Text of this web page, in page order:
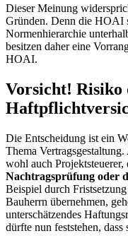
Dieser Meinung
Gründen. Denn die HOAI
Normenhierarchie
besitzen daher eine
HOAI.
Vorsicht! Risiko
Die Entscheidung ist ein
Thema
wohl auch Projektsteuerer,
Nachtragsprüfung oder
Beispiel durch
Bauherrn übernehmen,
unterschätzendes
dürfte nun feststehen,